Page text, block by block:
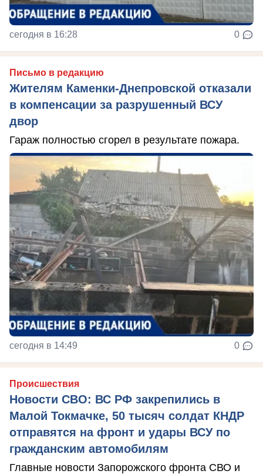
сегодня в 16:28 0
Письмо в редакцию
Жителям Каменки-Днепровской отказали
в компенсации за разрушенный ВСУ
двор
Гараж полностью сгорел в результате пожара.
сегодня в 14:49 0
Происшествия
Новости СВО: ВС РФ закрепились в
Малой Токмачке, 50 тысяч солдат КНДР
отправятся на фронт и удары ВСУ по
гражданским автомобилям
Главные новости Запорожского фронта СВО и